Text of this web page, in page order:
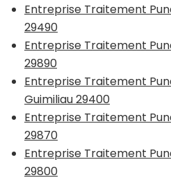
Entreprise Traitement
29490
Entreprise Traitement
29890
Entreprise Traitement
Guimiliau 29400
Entreprise Traitement
29870
Entreprise Traitement
29800